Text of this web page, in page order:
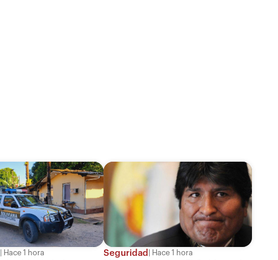
Hace 1 hora Seguridad Hace 1 hora